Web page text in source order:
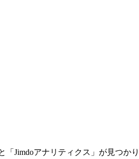
Jimdoアナリティクス」が見つかり